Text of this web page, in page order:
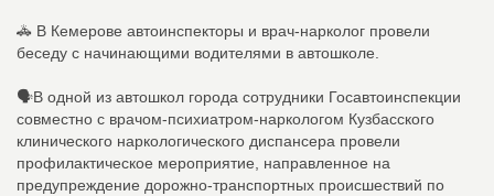
🚓 В Кемерове автоинспекторы и врач-нарколог провели
беседу с начинающими водителями в автошколе.
🗣В одной из автошкол города сотрудники Госавтоинспекции
совместно с врачом-психиатром-наркологом Кузбасского
клинического наркологического диспансера провели
профилактическое мероприятие, направленное на
предупреждение дорожно-транспортных происшествий по